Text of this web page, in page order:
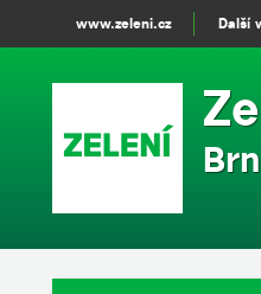
www.zeleni.cz Další